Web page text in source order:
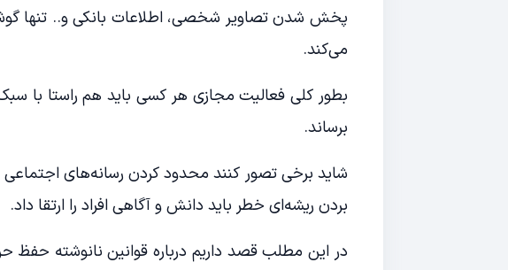
پخش شدن تصاویر شخصی، اطلاعات بانکی و.. تنها
می‌کند.
بطور کلی فعالیت مجازی هر کسی باید هم راستا با
برساند.
شاید برخی تصور کنند محدود کردن رسانه‌های
بردن ریشه‌ای خطر باید دانش و آگاهی افراد را ارتقا داد.
در این مطلب قصد داریم درباره قوانین نانوشته